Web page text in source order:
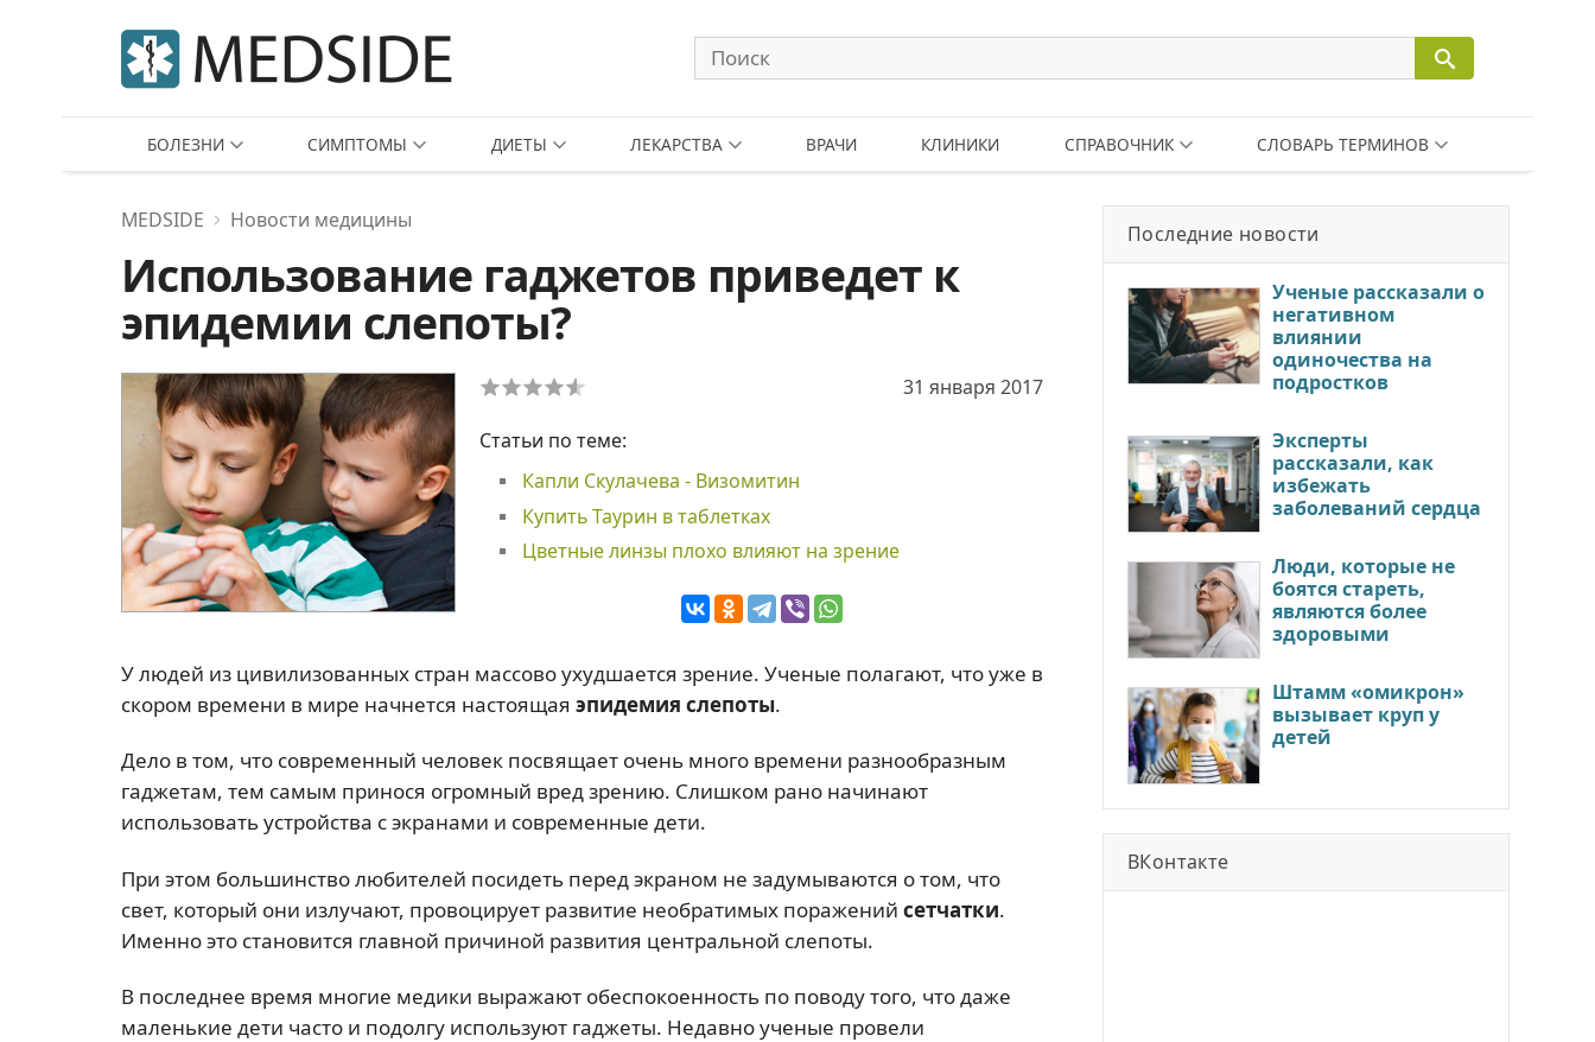
БОЛЕЗНИ СИМПТОМЫ ДИЕТЫ ЛЕКАРСТВА ВРАЧИ КЛИНИКИ СПРАВОЧНИК СЛОВАРЬ ТЕРМИНОВ
MEDSIDE Новости медицины
Использование гаджетов приведет к
эпидемии слепоты?
31 января 2017
Статьи по теме:
Капли Скулачева - Визомитин
Купить Таурин в таблетках
Цветные линзы плохо влияют на зрение
У людей из цивилизованных стран массово ухудшается зрение. Ученые полагают, что уже в
скором времени в мире начнется настоящая эпидемия слепоты.
Дело в том, что современный человек посвящает очень много времени разнообразным
гаджетам, тем самым принося огромный вред зрению. Слишком рано начинают
использовать устройства с экранами и современные дети.
При этом большинство любителей посидеть перед экраном не задумываются о том, что
свет, который они излучают, провоцирует развитие необратимых поражений сетчатки.
Именно это становится главной причиной развития центральной слепоты.
В последнее время многие медики выражают обеспокоенность по поводу того, что даже
маленькие дети часто и подолгу используют гаджеты. Недавно ученые провели
Последние новости
Ученые рассказали о
негативном
влиянии
одиночества на
подростков
Эксперты
рассказали, как
избежать
заболеваний сердца
Люди, которые не
боятся стареть,
являются более
здоровыми
Штамм «омикрон»
вызывает круп у
детей
ВКонтакте